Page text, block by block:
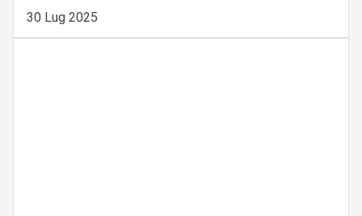
30 Lug 2025